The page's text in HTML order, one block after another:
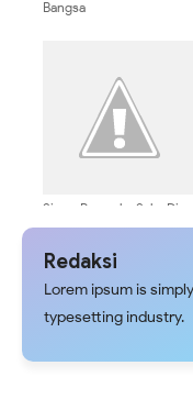
Bangsa
Siswa Pramuka Saka
Meriahkan CFD Lanud
Redaksi
Lorem ipsum is
typesetting industry.